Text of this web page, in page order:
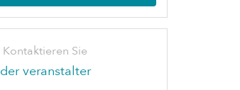
Kontaktieren Sie
der veranstalter